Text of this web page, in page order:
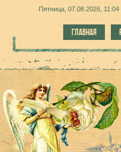
Пятница, 07.08.2026, 11:04
ГЛАВНАЯ